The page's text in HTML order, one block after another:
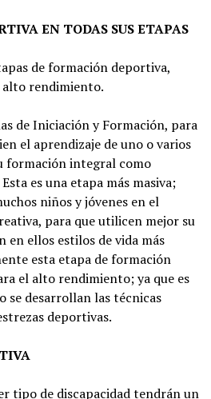
EN TODAS SUS ETAPAS
de formación deportiva,
alto rendimiento.
de Iniciación y Formación, para
el aprendizaje de uno o varios
formación integral como
es una etapa más masiva;
niños y jóvenes en el
para que utilicen mejor su
ellos estilos de vida más
esta etapa de formación
el alto rendimiento; ya que es
se desarrollan las técnicas
deportivas.
tipo de discapacidad tendrán un